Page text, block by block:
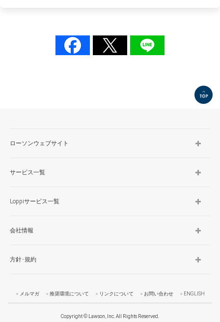
ローソンウェブサイト
サービス一覧
Loppiサービス一覧
会社情報
方針･規約
メルマガ 推奨環境について リンクについて お問い合わせ ENGLISH
Copyright © Lawson, Inc. All Rights Reserved.